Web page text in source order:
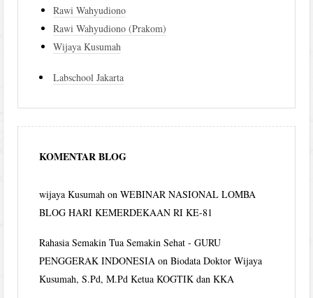
Rawi Wahyudiono
Rawi Wahyudiono (Prakom)
Wijaya Kusumah
Labschool Jakarta
KOMENTAR BLOG
wijaya Kusumah onWEBINAR NASIONAL LOMBA
BLOG HARI KEMERDEKAAN RI KE-81
Rahasia Semakin Tua Semakin Sehat - GURU
PENGGERAK INDONESIA onBiodata Doktor Wijaya
Kusumah, S.Pd, M.Pd Ketua KOGTIK dan KKA